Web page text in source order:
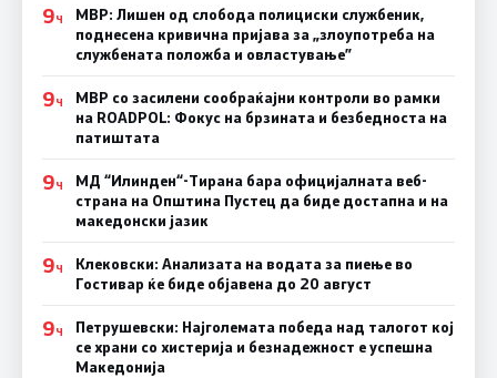
9Ч
МВР: Лишен од слобода полициски службеник,
поднесена кривична пријава за „злоупотреба на
службената положба и овластување”
9Ч
МВР со засилени сообраќајни контроли во рамки
на ROADPOL: Фокус на брзината и безбедноста на
патиштата
9Ч
МД “Илинден“-Тирана бара официјалната веб-
страна на Општина Пустец да биде достапна и на
македонски јазик
9Ч
Клековски: Анализата на водата за пиење во
Гостивар ќе биде објавена до 20 август
9Ч
Петрушевски: Најголемата победа над талогот кој
се храни со хистерија и безнадежност е успешна
Македонија